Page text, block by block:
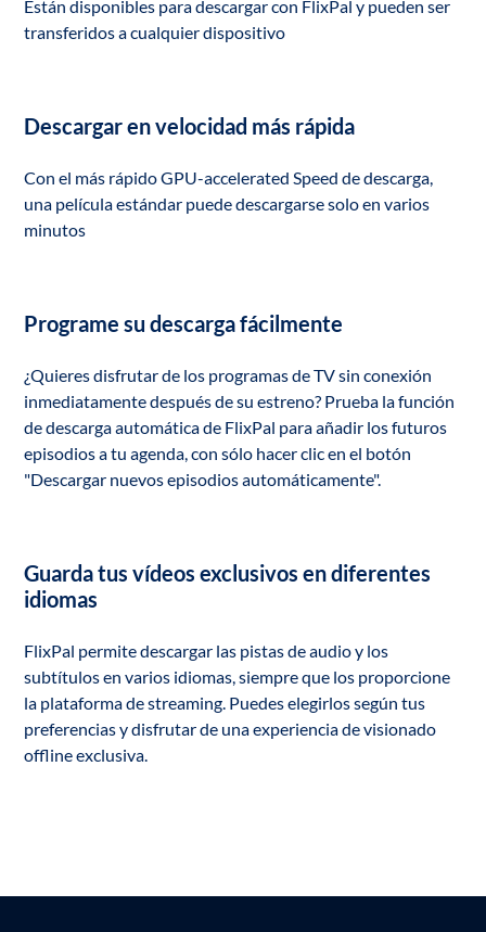
Están disponibles para descargar con FlixPal y pueden ser
transferidos a cualquier dispositivo
Descargar en velocidad más rápida
Con el más rápido GPU-accelerated Speed ​​de descarga,
una película estándar puede descargarse solo en varios
minutos
Programe su descarga fácilmente
¿Quieres disfrutar de los programas de TV sin conexión
inmediatamente después de su estreno? Prueba la función
de descarga automática de FlixPal para añadir los futuros
episodios a tu agenda, con sólo hacer clic en el botón
"Descargar nuevos episodios automáticamente".
Guarda tus vídeos exclusivos en diferentes
idiomas
FlixPal permite descargar las pistas de audio y los
subtítulos en varios idiomas, siempre que los proporcione
la plataforma de streaming. Puedes elegirlos según tus
preferencias y disfrutar de una experiencia de visionado
offline exclusiva.